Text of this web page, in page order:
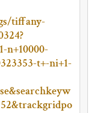
tiffany-
n+10000-
t+-ni+1-